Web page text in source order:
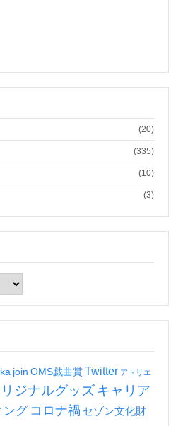
(20)
(335)
(10)
(3)
join OMS戯曲賞Twitter アトリエ
ジナルグッズ キャリア
ング コロナ禍 セゾン文化財